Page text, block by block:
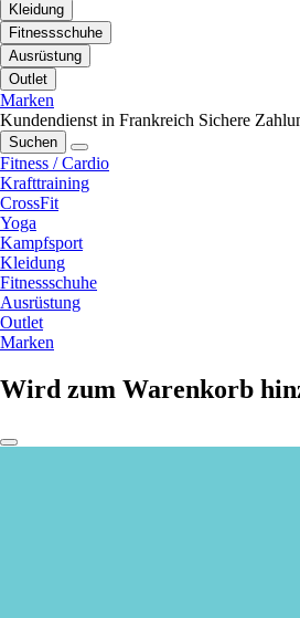
Kleidung
Fitnessschuhe
Ausrüstung
Outlet
Marken
Kundendienst in Frankreich Sichere
Suchen
Fitness / Cardio
Krafttraining
CrossFit
Yoga
Kampfsport
Kleidung
Fitnessschuhe
Ausrüstung
Outlet
Marken
Wird zum Warenkorb